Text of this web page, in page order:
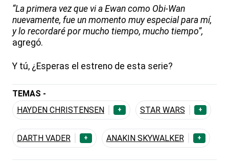
“La primera vez que vi a Ewan como Obi-Wan
nuevamente, fue un momento muy especial para mí,
y lo recordaré por mucho tiempo, mucho tiempo”,
agregó.
Y tú, ¿Esperas el estreno de esta serie?
TEMAS -
HAYDEN CHRISTENSEN
+ STAR WARS +
DARTH VADER + ANAKIN SKYWALKER +